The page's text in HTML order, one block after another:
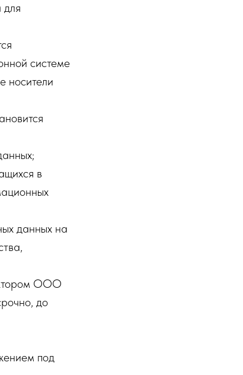
для
системе
носители
в
данных на
ООО
до
под